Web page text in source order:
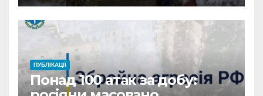
(відео)
ПУБЛІКАЦІЇ
Понад 100 атак за добу: